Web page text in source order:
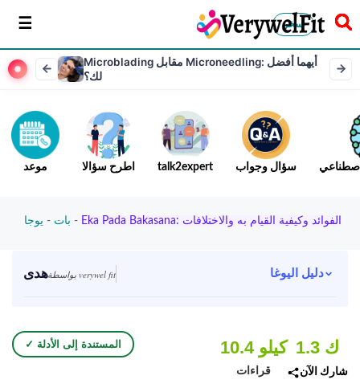
سخر
Microblading مقابل Microneedling: أيهما أفضل
لك؟
موعد اطرح سؤالا talk2expert سؤال وجواب
بات - يوجا - Eka Pada Bakasana: الفوائد وكيفية القيام به والاختلافات
هدى بواسطة verywel fit دليل اليوغا
✓ المستندة إلى الأدلة 10.4 كيلو
قراءات
1.3 ك
شارك الآن